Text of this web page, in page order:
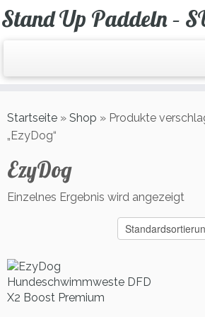
Zum
Inhalt
Stand Up Paddeln –
Startseite » Shop » Produkte
„EzyDog“
EzyDog
Einzelnes Ergebnis wird angezeigt